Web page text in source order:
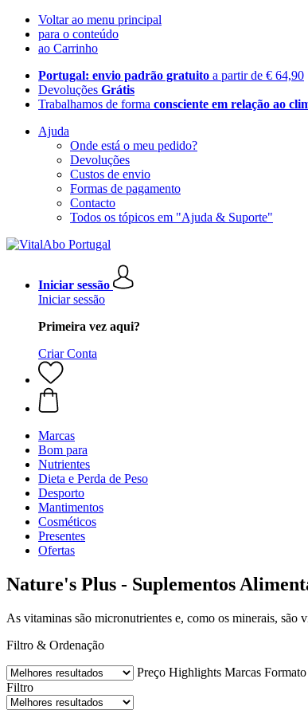
Voltar ao menu principal
para o conteúdo
ao Carrinho
Portugal: envio padrão gratuito a partir de € 64,90
Devoluções Grátis
Trabalhamos de forma consciente em relação ao
Ajuda
Onde está o meu pedido?
Devoluções
Custos de envio
Formas de pagamento
Contacto
Todos os tópicos em "Ajuda & Suporte"
Iniciar sessão
Iniciar sessão
Primeira vez aqui?
Criar Conta
Marcas
Bom para
Nutrientes
Dieta e Perda de Peso
Desporto
Mantimentos
Cosméticos
Presentes
Ofertas
Nature's Plus - Suplementos
As vitaminas são micronutrientes e, como os minerais,
Filtro & Ordenação
Preço Highlights Marcas Formato
Filtro